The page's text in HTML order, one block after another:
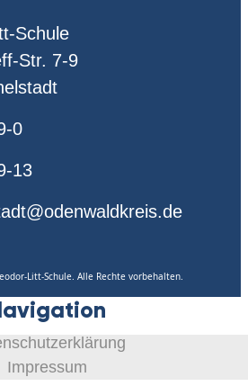
Schule
Str. 7-9
0
13
Litt-Schule. Alle Rechte vorbehalten.
Impressum